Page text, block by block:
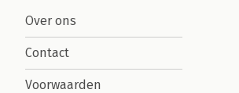
Over ons
Contact
Voorwaarden